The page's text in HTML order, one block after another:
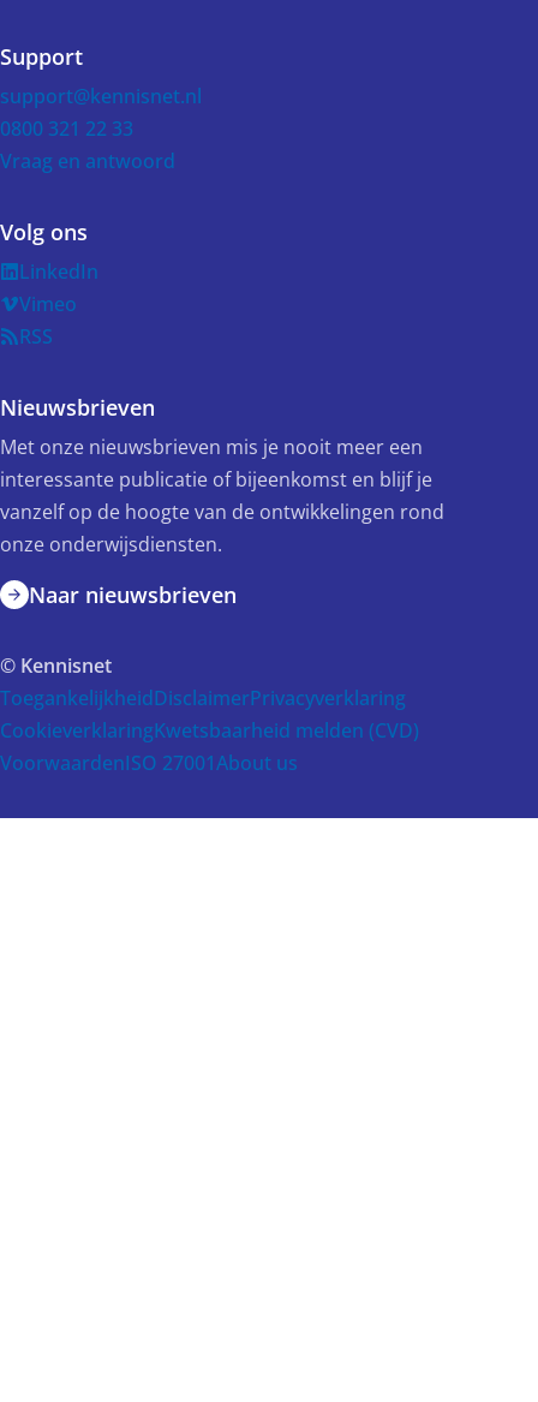
Support
support@kennisnet.nl
0800 321 22 33
Vraag en antwoord
Volg ons
LinkedIn
Vimeo
RSS
Nieuwsbrieven
Met onze nieuwsbrieven mis je nooit meer een
interessante publicatie of bijeenkomst en blijf je
vanzelf op de hoogte van de ontwikkelingen rond
onze onderwijsdiensten.
Naar nieuwsbrieven
© Kennisnet
ToegankelijkheidDisclaimerPrivacyverklaring
CookieverklaringKwetsbaarheid melden (CVD)
VoorwaardenISO 27001About us